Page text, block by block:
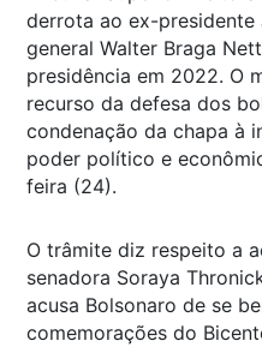
derrota ao ex-presidente
general Walter Braga
presidência em 2022. O
recurso da defesa dos
condenação da chapa à
poder político e
feira (24).
O trâmite diz respeito a
senadora Soraya
acusa Bolsonaro de se
comemorações do